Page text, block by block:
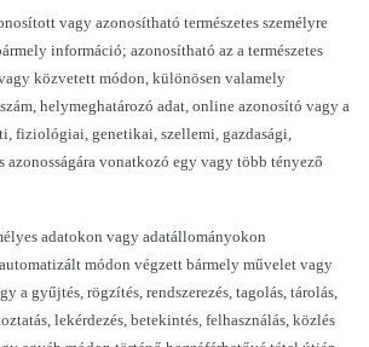
vagy azonosítható természetes személyre
információ; azonosítható az a természetes
közvetett módon, különösen valamely
helymeghatározó adat, online azonosító vagy a
fiziológiai, genetikai, szellemi, gazdasági,
vonatkozó egy vagy több tényező
adatokon vagy adatállományokon
módon végzett bármely művelet vagy
a gyűjtés, rögzítés, rendszerezés, tagolás, tárolás,
lekérdezés, betekintés, felhasználás, közlés